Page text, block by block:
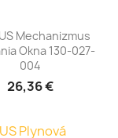
Mechanizmus
Okna 130-027-
004
26,36 €